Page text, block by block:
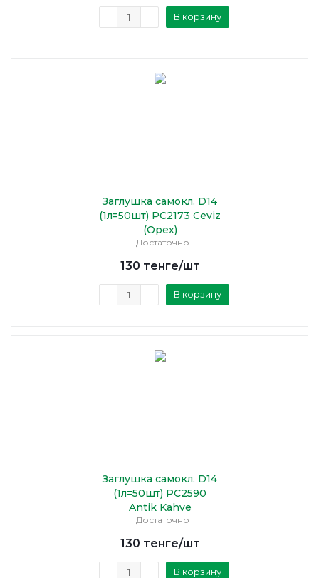
В корзину
Заглушка самокл. D14
(1л=50шт) PC2173 Ceviz
(Орех)
Достаточно
130 тенге/шт
В корзину
Заглушка самокл. D14
(1л=50шт) PC2590
Antik Kahve
Достаточно
130 тенге/шт
В корзину